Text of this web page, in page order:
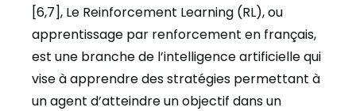
[6,7], Le Reinforcement Learning (RL), ou
apprentissage par renforcement en français,
est une branche de l’intelligence artificielle qui
vise à apprendre des stratégies permettant à
un agent d’atteindre un objectif dans un